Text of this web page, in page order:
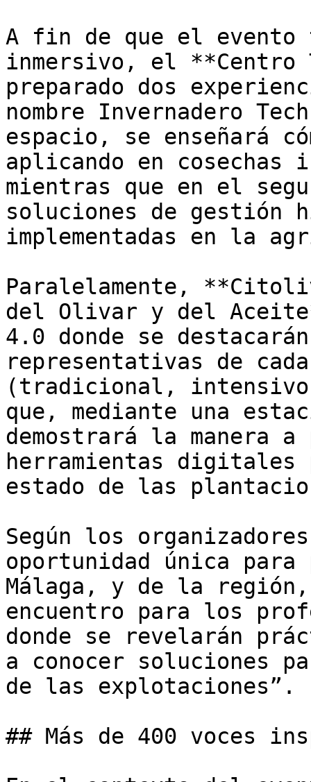
A fin de que el evento
inmersivo, el **Centro
preparado dos
nombre Invernadero
espacio, se enseñará
aplicando en
mientras que en el
soluciones de gestión
implementadas en la
Paralelamente,
del Olivar y del
4.0 donde se
representativas de
(tradicional,
que, mediante una
demostrará la manera
herramientas
estado de las
Según los
oportunidad única
Málaga, y de la
encuentro para los
donde se revelarán
a conocer soluciones
de las explotaciones”.
## Más de 400 voces